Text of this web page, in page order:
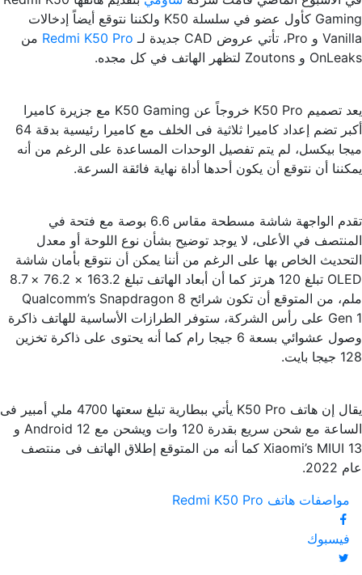
Gaming كأول عضو في سلسلة K50 ولكننا نتوقع أيضاً إدخالات
Vanilla و Pro، تأتي عروض CAD جديدة لـ
Redmi K50 Pro من
OnLeaks و Zoutons لتظهر الهاتف في كل مجده.
يعد تصميم K50 Pro خروجاً عن K50 Gaming مع جزيرة كاميرا
أكبر تضم إعداد كاميرا ثلاثية فى الخلف مع كاميرا رئيسية بدقة 64
ميجا بيكسل، لم يتم تفصيل الوحدات المساعدة على الرغم من أنه
يمكننا أن نتوقع أن يكون أحدها أداة نهاية فائقة السرعة.
تقدم الواجهة شاشة مسطحة مقاس 6.6 بوصة مع فتحة في
المنتصف في الأعلى، لا يوجد توضيح بشأن نوع اللوحة أو معدل
التحديث الخاص بها على الرغم من أننا يمكن أن نتوقع بأمان شاشة
OLED تبلغ 120 هرتز كما أن أبعاد الهاتف تبلغ 163.2 × 76.2 × 8.7
ملم، من المتوقع أن تكون شرائح Qualcomm’s Snapdragon 8
Gen 1 على رأس الشركة، ستوفر الطرازات الأساسية للهاتف ذاكرة
وصول عشوائي بسعة 6 جيجا رام كما أنه يحتوى على ذاكرة تخزين
128 جيجا بايت.
يقال إن هاتف K50 Pro يأتي ببطارية تبلغ سعتها 4700 ملي أمبير فى
الساعة مع شحن سريع بقدرة 120 وات ويشحن مع Android 12 و
Xiaomi’s MIUI 13 كما أنه من المتوقع إطلاق الهاتف فى منتصف
عام 2022.
مواصفات هاتف Redmi K50 Pro
فيسبوك